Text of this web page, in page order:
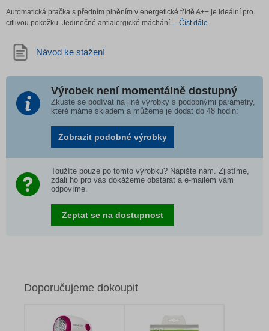
Automatická pračka s předním plněním v energetické třídě A++ je ideální pro
citlivou pokožku. Jedinečné antialergické máchání… Číst dále
Návod ke stažení
Výrobek není momentálně dostupný
Zkuste se podívat na jiné výrobky s podobnými parametry,
které máme skladem a můžeme je dodat do 48 hodin:
Zobrazit podobné výrobky
Toužíte pouze po tomto výrobku? Napište nám. Zjistíme,
zdali ho pro vás dokážeme obstarat a e-mailem vám
odpovíme.
Zeptat se na dostupnost
Doporučujeme dokoupit